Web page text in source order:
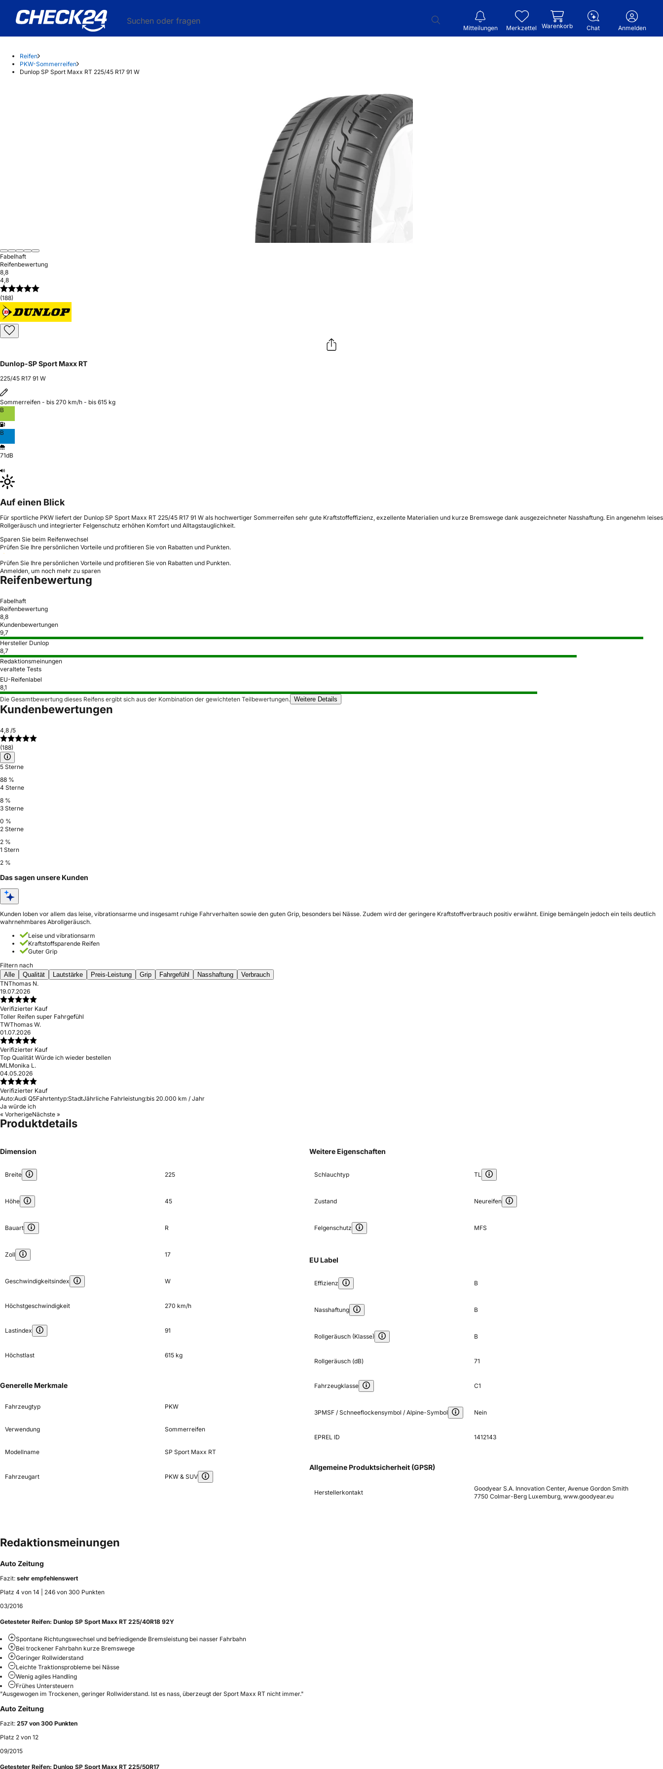
Suchen oder fragen
Mitteilungen Merkzettel Warenkorb Chat Anmelden
Reifen
PKW-Sommerreifen
Dunlop SP Sport Maxx RT 225/45 R17 91 W
Fabelhaft
Reifenbewertung
8,8
4,8
(188)
Dunlop-SP Sport Maxx RT
225/45 R17 91 W
Sommerreifen - bis 270 km/h - bis 615 kg
B
B
71dB
Auf einen Blick
Für sportliche PKW liefert der Dunlop SP Sport Maxx RT 225/45 R17 91 W als hochwertiger Sommerreifen sehr gute Kraftstoffeffizienz, exzellente Materialien und kurze Bremswege dank ausgezeichneter Nasshaftung. Ein angenehm leises
Rollgeräusch und integrierter Felgenschutz erhöhen Komfort und Alltagstauglichkeit.
Sparen Sie beim Reifenwechsel
Prüfen Sie Ihre persönlichen Vorteile und profitieren Sie von Rabatten und Punkten.
Prüfen Sie Ihre persönlichen Vorteile und profitieren Sie von Rabatten und Punkten.
Anmelden, um noch mehr zu sparen
Reifenbewertung
Fabelhaft
Reifenbewertung
8,8
Kundenbewertungen
9,7
Hersteller Dunlop
8,7
Redaktionsmeinungen
veraltete Tests
EU-Reifenlabel
8,1
Die Gesamtbewertung dieses Reifens ergibt sich aus der Kombination der gewichteten Teilbewertungen. Weitere Details
Kundenbewertungen
4,8 /5
(188)
5 Sterne
88 %
4 Sterne
8 %
3 Sterne
0 %
2 Sterne
2 %
1 Stern
2 %
Das sagen unsere Kunden
Kunden loben vor allem das leise, vibrationsarme und insgesamt ruhige Fahrverhalten sowie den guten Grip, besonders bei Nässe. Zudem wird der geringere Kraftstoffverbrauch positiv erwähnt. Einige bemängeln jedoch ein teils deutlich
wahrnehmbares Abrollgeräusch.
Leise und vibrationsarm
Kraftstoffsparende Reifen
Guter Grip
Filtern nach
Alle
Qualität Lautstärke Preis-Leistung Grip Fahrgefühl Nasshaftung
Verbrauch
TNThomas N.
19.07.2026
Verifizierter Kauf
Toller Reifen super Fahrgefühl
TWThomas W.
01.07.2026
Verifizierter Kauf
Top Qualität Würde ich wieder bestellen
MLMonika L.
04.05.2026
Verifizierter Kauf
Auto:Audi Q5Fahrtentyp:StadtJährliche Fahrleistung:bis 20.000 km / Jahr
Ja würde ich
« VorherigeNächste »
Produktdetails
Dimension
Breite 225
Höhe 45
Bauart R
Zoll 17
Geschwindigkeitsindex W
Höchstgeschwindigkeit 270 km/h
Lastindex 91
Höchstlast 615 kg
Generelle Merkmale
Fahrzeugtyp PKW
Verwendung Sommerreifen
Modellname SP Sport Maxx RT
Fahrzeugart PKW & SUV
Weitere Eigenschaften
Schlauchtyp TL
Zustand Neureifen
Felgenschutz MFS
EU Label
Effizienz B
Nasshaftung B
Rollgeräusch (Klasse) B
Rollgeräusch (dB) 71
Fahrzeugklasse C1
3PMSF / Schneeflockensymbol / Alpine-Symbol Nein
EPREL ID 1412143
Allgemeine Produktsicherheit (GPSR)
Herstellerkontakt
Goodyear S.A. Innovation Center, Avenue Gordon Smith
7750 Colmar-Berg Luxemburg, www.goodyear.eu
Redaktionsmeinungen
Auto Zeitung
Fazit: sehr empfehlenswert
Platz 4 von 14 | 246 von 300 Punkten
03/2016
Getesteter Reifen: Dunlop SP Sport Maxx RT 225/40R18 92Y
Spontane Richtungswechsel und befriedigende Bremsleistung bei nasser Fahrbahn
Bei trockener Fahrbahn kurze Bremswege
Geringer Rollwiderstand
Leichte Traktionsprobleme bei Nässe
Wenig agiles Handling
Frühes Untersteuern
"Ausgewogen im Trockenen, geringer Rollwiderstand. Ist es nass, überzeugt der Sport Maxx RT nicht immer."
Auto Zeitung
Fazit: 257 von 300 Punkten
Platz 2 von 12
09/2015
Getesteter Reifen: Dunlop SP Sport Maxx RT 225/50R17